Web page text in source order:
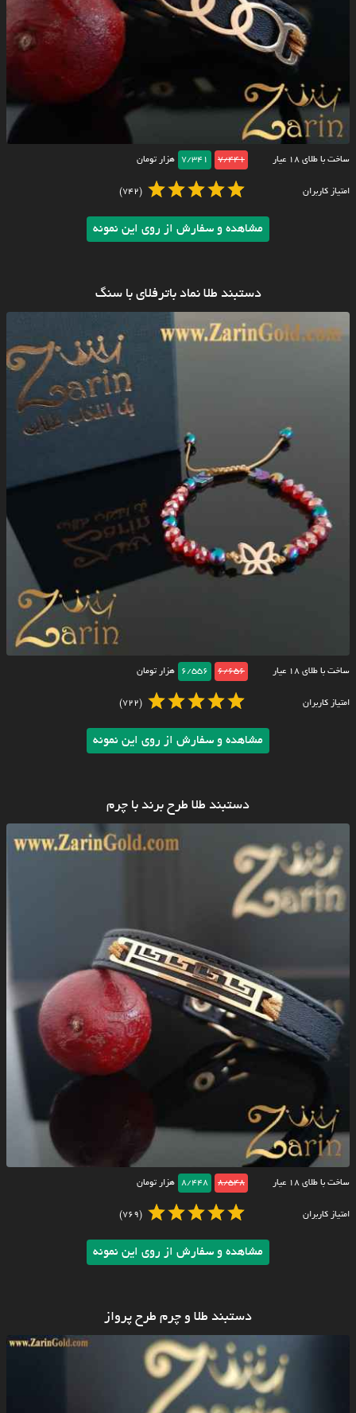
ساخت با طلای ۱۸ عیار 7/441
7/341 هزار تومان
امتیاز کاربران (742)
مشاهده و سفارش از روی این نمونه
دستبند طلا نماد باترفلای با سنگ
ساخت با طلای ۱۸ عیار 6/656
6/556 هزار تومان
امتیاز کاربران (722)
مشاهده و سفارش از روی این نمونه
دستبند طلا طرح برند با چرم
ساخت با طلای ۱۸ عیار 8/548
8/448 هزار تومان
امتیاز کاربران (769)
مشاهده و سفارش از روی این نمونه
دستبند طلا و چرم طرح پرواز